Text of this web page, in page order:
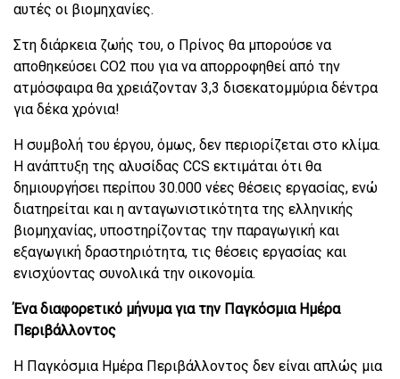
αυτές οι βιομηχανίες.
Στη διάρκεια ζωής του, ο Πρίνος θα μπορούσε να
αποθηκεύσει CO2 που για να απορροφηθεί από την
ατμόσφαιρα θα χρειάζονταν 3,3 δισεκατομμύρια δέντρα
για δέκα χρόνια!
Η συμβολή του έργου, όμως, δεν περιορίζεται στο κλίμα.
Η ανάπτυξη της αλυσίδας CCS εκτιμάται ότι θα
δημιουργήσει περίπου 30.000 νέες θέσεις εργασίας, ενώ
διατηρείται και η ανταγωνιστικότητα της ελληνικής
βιομηχανίας, υποστηρίζοντας την παραγωγική και
εξαγωγική δραστηριότητα, τις θέσεις εργασίας και
ενισχύοντας συνολικά την οικονομία.
Ένα διαφορετικό μήνυμα για την Παγκόσμια Ημέρα
Περιβάλλοντος
Η Παγκόσμια Ημέρα Περιβάλλοντος δεν είναι απλώς μια